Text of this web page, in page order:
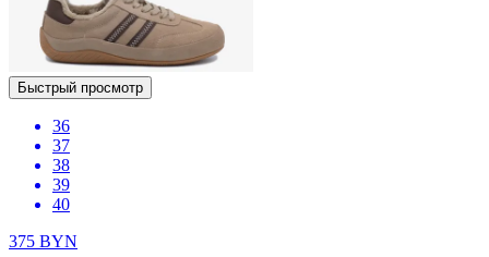
Быстрый просмотр
36
37
38
39
40
375 BYN